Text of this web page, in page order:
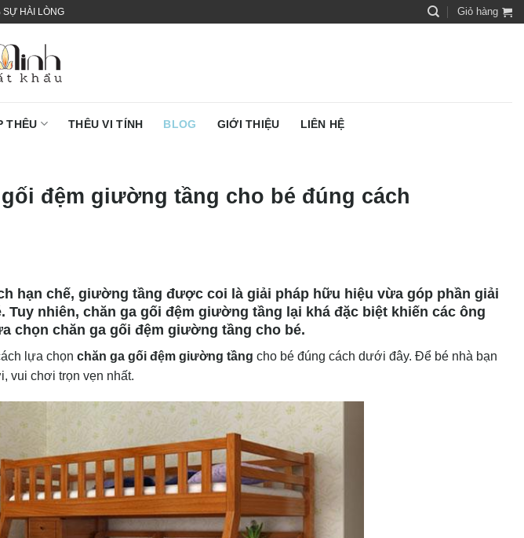
HÀI LÒNG Giỏ hàng
THÊU THÊU VI TÍNH BLOG GIỚI THIỆU LIÊN HỆ
đệm giường tầng cho bé đúng cách
hạn chế, giường tầng được coi là giải pháp hữu hiệu vừa góp phần giải
Tuy nhiên, chăn ga gối đệm giường tầng lại khá đặc biệt khiến các ông
chọn chăn ga gối đệm giường tầng cho bé.
lựa chọn chăn ga gối đệm giường tầng cho bé đúng cách dưới đây. Để bé nhà bạn
vui chơi trọn vẹn nhất.